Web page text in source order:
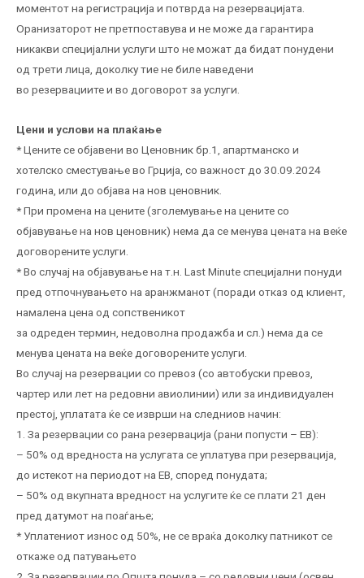
моментот на регистрација и потврда на резервацијата.
Оранизаторот не претпоставува и не може да гарантира
никакви специјални услуги што не можат да бидат понудени
од трети лица, доколку тие не биле наведени
во резервациите и во договорот за услуги.
Цени и услови на плаќање
* Цените се објавени во Ценовник бр.1, апартманско и
хотелско сместување во Грција, со важност до 30.09.2024
година, или до објава на нов ценовник.
* При промена на цените (зголемување на цените со
објавување на нов ценовник) нема да се менува цената на веќе
договорените услуги.
* Во случај на објавување на т.н. Last Minute специјални понуди
пред отпочнувањето на аранжманот (поради отказ од клиент,
намалена цена од сопственикот
за одреден термин, недоволна продажба и сл.) нема да се
менува цената на веќе договорените услуги.
Во случај на резервации со превоз (со автобуски превоз,
чартер или лет на редовни авиолинии) или за индивидуален
престој, уплатата ќе се изврши на следниов начин:
1. За резервации со рана резервација (рани попусти – EB):
– 50% од вредноста на услугата се уплатува при резервација,
до истекот на периодот на ЕВ, според понудата;
– 50% од вкупната вредност на услугите ќе се плати 21 ден
пред датумот на поаѓање;
* Уплатениот износ од 50%, не се враќа доколку патникот се
откаже од патувањето